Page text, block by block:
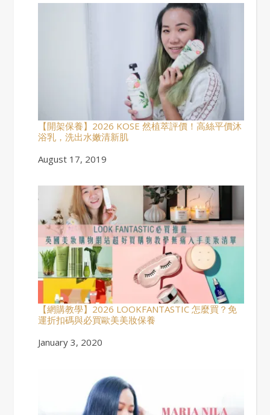
【開架保養】2026 KOSE 然植萃評價！高絲平價沐
浴乳，洗出水嫩清新肌
Date
August 17, 2019
【網購教學】2026 LOOKFANTASTIC 怎麼買？免
運折扣碼與必買歐美美妝保養
Date
January 3, 2020